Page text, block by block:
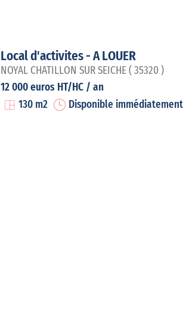
Local d'activites - A LOUER
NOYAL CHATILLON SUR SEICHE ( 35320 )
12 000 euros HT/HC / an
130 m2
Disponible immédiatement